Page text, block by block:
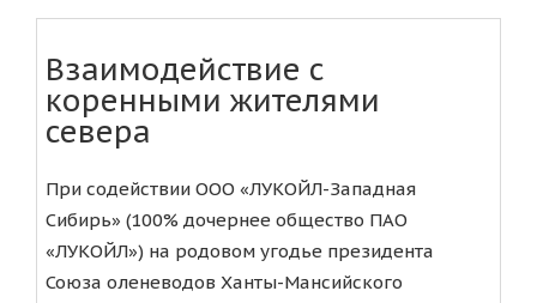
Взаимодействие с
коренными жителями
севера
При содействии ООО «ЛУКОЙЛ-Западная
Сибирь» (100% дочернее общество ПАО
«ЛУКОЙЛ») на родовом угодье президента
Союза оленеводов Ханты-Мансийского